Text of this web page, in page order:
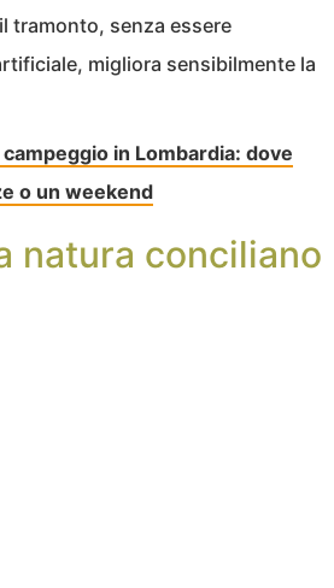
tramonto, senza essere
migliora sensibilmente la
campeggio in Lombardia: dove
o un weekend
natura conciliano